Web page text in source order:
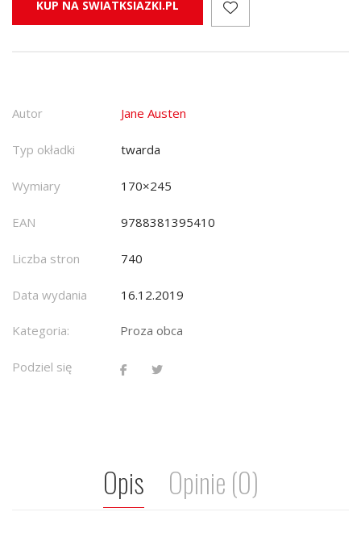
KUP NA SWIATKSIAZKI.PL
Autor Jane Austen
Typ okładki twarda
Wymiary 170×245
EAN 9788381395410
Liczba stron 740
Data wydania 16.12.2019
Kategoria: Proza obca
Podziel się
Opis Opinie (0)